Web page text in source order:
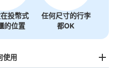
投幣式
的位置
任何尺寸的行李
都OK
使用